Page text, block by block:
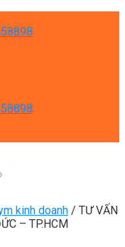
kinh doanh / TƯ VẤN
– TP.HCM